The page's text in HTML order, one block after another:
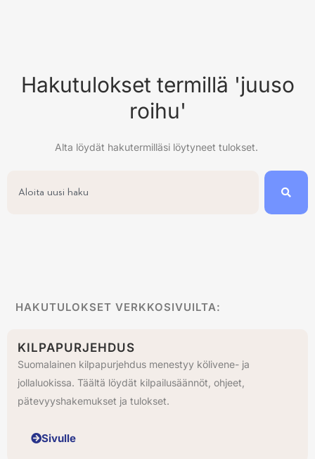
Hakutulokset termillä 'juuso
roihu'
Alta löydät hakutermilläsi löytyneet tulokset.
HAKUTULOKSET VERKKOSIVUILTA:
KILPAPURJEHDUS
Suomalainen kilpapurjehdus menestyy kölivene- ja
jollaluokissa. Täältä löydät kilpailusäännöt, ohjeet,
pätevyyshakemukset ja tulokset.
Sivulle